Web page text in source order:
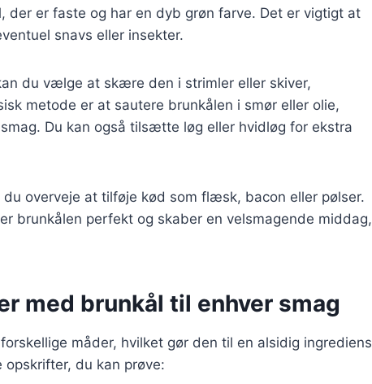
der er faste og har en dyb grøn farve. Det er vigtigt at
snavs eller insekter.
du vælge at skære den i strimler eller skiver,
metode er at sautere brunkålen i smør eller olie,
Du kan også tilsætte løg eller hvidløg for ekstra
overveje at tilføje kød som flæsk, bacon eller pølser.
brunkålen perfekt og skaber en velsmagende middag,
med brunkål til enhver smag
måder, hvilket gør den til en alsidig ingrediens
du kan prøve: